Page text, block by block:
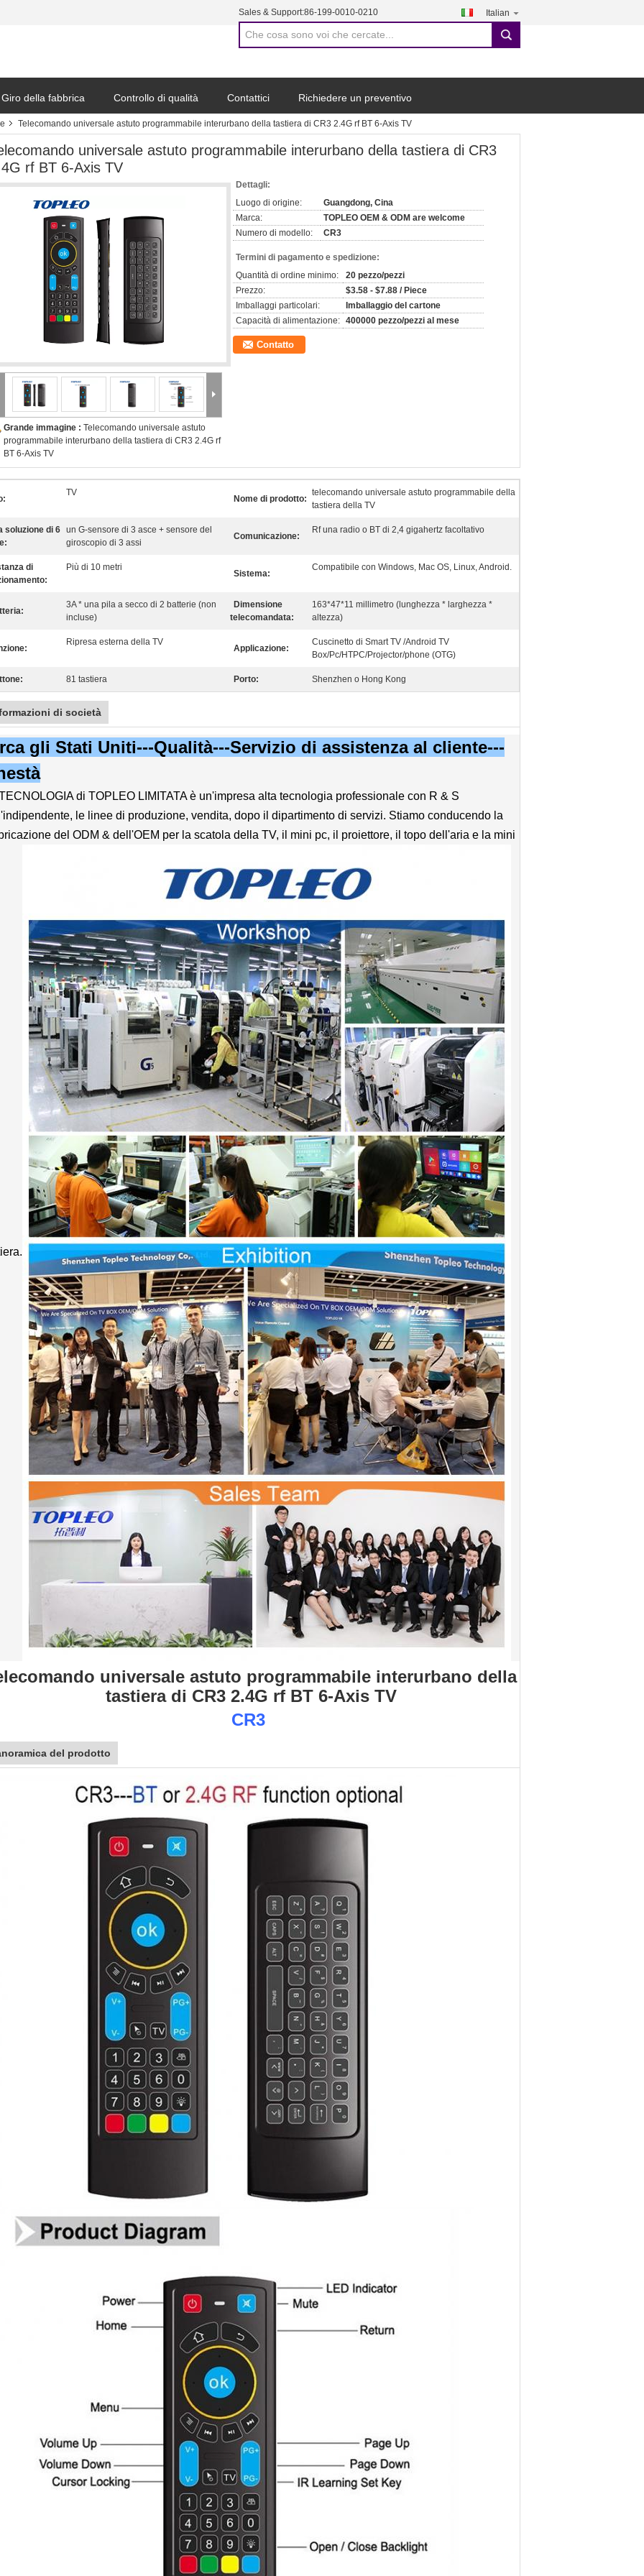
Sales & Support:86-199-0010-0210 Italian
search
Giro della fabbrica Controllo di qualità Contattici Richiedere un preventivo
Telecomando universale astuto programmabile interurbano della tastiera di CR3 2.4G rf BT 6-Axis TV
universale astuto programmabile interurbano della tastiera di CR3
rf BT 6-Axis TV
Grande immagine : Telecomando universale astuto
programmabile interurbano della tastiera di CR3 2.4G rf
BT 6-Axis TV
Dettagli:
Luogo di origine:
Guangdong, Cina
Marca:
TOPLEO OEM & ODM are welcome
Numero di modello:
CR3
Termini di pagamento e spedizione:
Quantità di ordine minimo:
20 pezzo/pezzi
Prezzo:
$3.58 - $7.88 / Piece
Imballaggi particolari:
Imballaggio del cartone
Capacità di alimentazione: 400000 pezzo/pezzi al mese
Contatto
TV
Nome di prodotto:
telecomando universale astuto programmabile della
tastiera della TV
soluzione di 6 un G-sensore di 3 asce + sensore del
giroscopio di 3 assi
Comunicazione:
Rf una radio o BT di 2,4 gigahertz facoltativo
di
Più di 10 metri
Sistema:
Compatibile con Windows, Mac OS, Linux, Android.
3A * una pila a secco di 2 batterie (non
incluse)
Dimensione
telecomandata:
163*47*11 millimetro (lunghezza * larghezza *
altezza)
Ripresa esterna della TV
Applicazione:
Cuscinetto di Smart TV /Android TV
Box/Pc/HTPC/Projector/phone (OTG)
81 tastiera Porto: Shenzhen o Hong Kong
di società
gli Stati Uniti---Qualità---Servizio di assistenza al cliente---
di TOPLEO LIMITATA è un'impresa alta tecnologia professionale con R & S
le linee di produzione, vendita, dopo il dipartimento di servizi. Stiamo conducendo la
del ODM & dell'OEM per la scatola della TV, il mini pc, il proiettore, il topo dell'aria e la mini
universale astuto programmabile interurbano della
tastiera di CR3 2.4G rf BT 6-Axis TV
CR3
del prodotto